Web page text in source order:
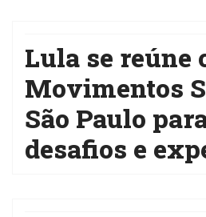
Lula se reúne
Movimentos
São Paulo
desafios e